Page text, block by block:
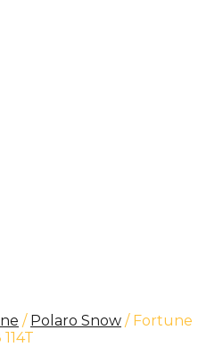
/ Polaro Snow / Fortune